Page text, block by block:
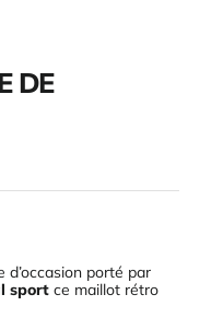
DE
porté par
sport ce maillot rétro